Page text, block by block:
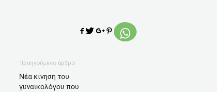
Προηγούμενο άρθρο
Νέα κίνηση του
γυναικολόγου που